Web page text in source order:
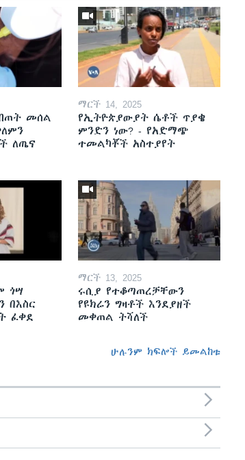
መሰል
ለጤና
ማርች 14, 2025
የኢትዮጵያውያት ሴቶች ጥያቄ
ምንድን ነው? - የአድማጭ
ተመልካቾች አስተያየት
ጎሣ
በእስር
ፈቀደ
ማርች 13, 2025
ሩሲያ የተቆጣጠረቻቸውን
የዩክሬን ግዛቶች እንደያዘች
መቀጠል ትሻለች
ሁሉንም ክፍሎች ይመልከቱ